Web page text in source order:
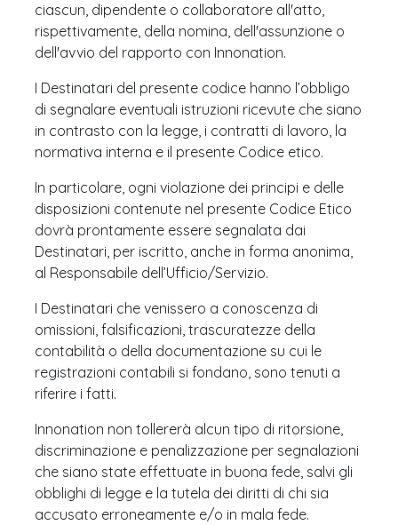
ciascun, dipendente o collaboratore all'atto,
rispettivamente, della nomina, dell'assunzione o
dell'avvio del rapporto con Innonation.
I Destinatari del presente codice hanno l’obbligo
di segnalare eventuali istruzioni ricevute che siano
in contrasto con la legge, i contratti di lavoro, la
normativa interna e il presente Codice etico.
In particolare, ogni violazione dei principi e delle
disposizioni contenute nel presente Codice Etico
dovrà prontamente essere segnalata dai
Destinatari, per iscritto, anche in forma anonima,
al Responsabile dell’Ufficio/Servizio.
I Destinatari che venissero a conoscenza di
omissioni, falsificazioni, trascuratezze della
contabilità o della documentazione su cui le
registrazioni contabili si fondano, sono tenuti a
riferire i fatti.
Innonation non tollererà alcun tipo di ritorsione,
discriminazione e penalizzazione per segnalazioni
che siano state effettuate in buona fede, salvi gli
obblighi di legge e la tutela dei diritti di chi sia
accusato erroneamente e/o in mala fede.